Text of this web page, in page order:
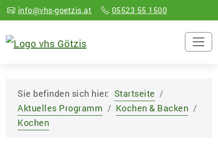
info@vhs-goetzis.at 05523 55 1500
Sie befinden sich hier: Startseite
Aktuelles Programm
Kochen & Backen
Kochen